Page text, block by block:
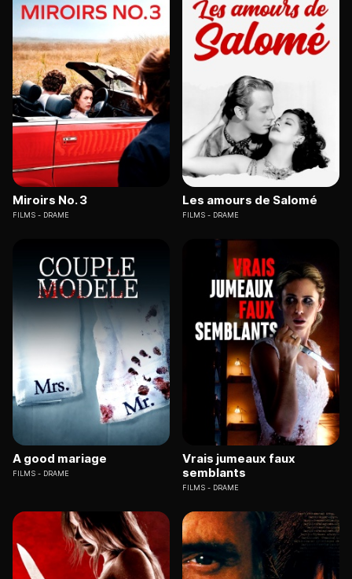
Miroirs No. 3
FILMS DRAME
Les amours de Salomé
FILMS DRAME
A good mariage
FILMS DRAME
Vrais jumeaux faux
semblants
FILMS DRAME